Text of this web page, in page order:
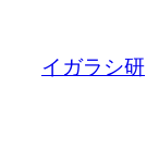
イガラシ研